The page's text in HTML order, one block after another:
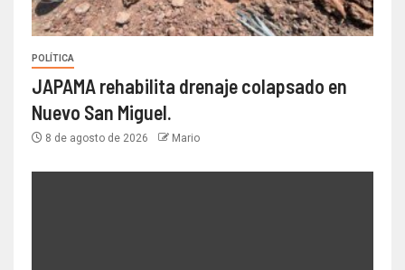
POLÍTICA
JAPAMA rehabilita drenaje colapsado en
Nuevo San Miguel.
8 de agosto de 2026 Mario